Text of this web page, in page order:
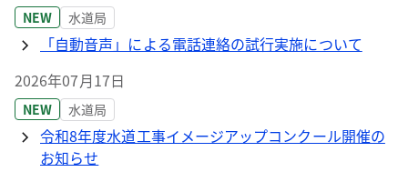
NEW 水道局
「自動音声」による電話連絡の試行実施について
2026年07月17日
NEW 水道局
令和8年度水道工事イメージアップコンクール開催の
お知らせ